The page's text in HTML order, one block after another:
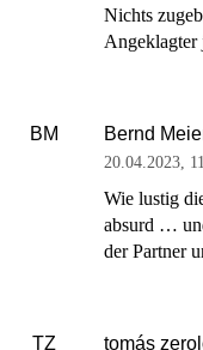
Nichts
Angeklagter
BM Bernd
20.04.2023,
Wie lustig
absurd …
der Partner
TZ tomás